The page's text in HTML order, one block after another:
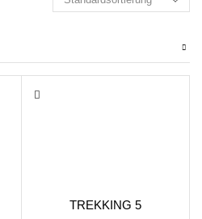
TREKKING 5